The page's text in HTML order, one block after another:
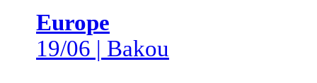
Europe
19/06 | Bakou